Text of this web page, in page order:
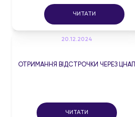
ЧИТАТИ
20.12.2024
ОТРИМАННЯ ВІДСТРОЧКИ ЧЕРЕЗ ЦНАП
ЧИТАТИ